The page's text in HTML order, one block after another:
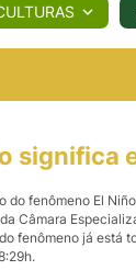
COTAÇÕES
Eventos
e
significa
do fenômeno El
Câmara
fenômeno já está